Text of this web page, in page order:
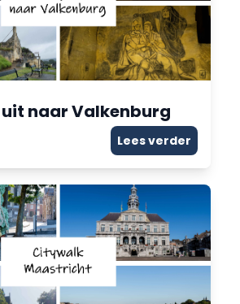
uit naar Valkenburg
Lees verder